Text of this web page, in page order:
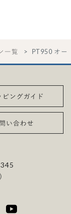
一覧 PT950 オ
ピングガイド
い合わせ